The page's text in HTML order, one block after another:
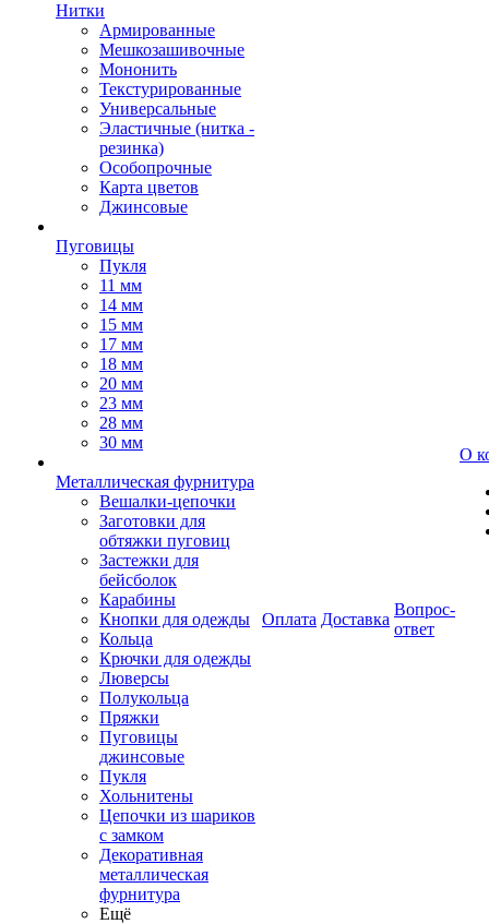
Нитки
Армированные
Мешкозашивочные
Мононить
Текстурированные
Универсальные
Эластичные (нитка -
резинка)
Особопрочные
Карта цветов
Джинсовые
Пуговицы
Пукля
11 мм
14 мм
15 мм
17 мм
18 мм
20 мм
23 мм
28 мм
30 мм
Металлическая фурнитура
Вешалки-цепочки
Заготовки для
обтяжки пуговиц
Застежки для
бейсболок
Карабины
Кнопки для одежды
Кольца
Крючки для одежды
Люверсы
Полукольца
Пряжки
Пуговицы
джинсовые
Пукля
Хольнитены
Цепочки из шариков
с замком
Декоративная
металлическая
фурнитура
Ещё
Оплата Доставка
Вопрос-
ответ
О